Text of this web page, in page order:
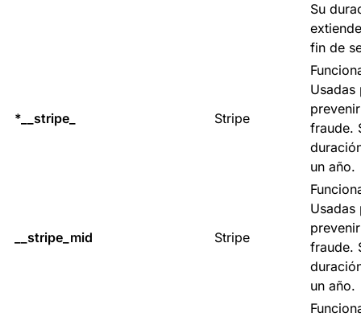
Su
fin de
*__stripe_ Stripe
Usadas
fraude.
un año.
__stripe_mid Stripe
Usadas
fraude.
un año.